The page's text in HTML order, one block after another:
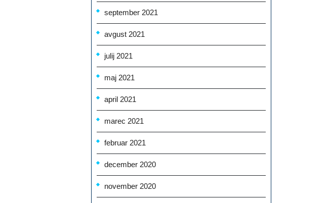
september 2021
avgust 2021
julij 2021
maj 2021
april 2021
marec 2021
februar 2021
december 2020
november 2020